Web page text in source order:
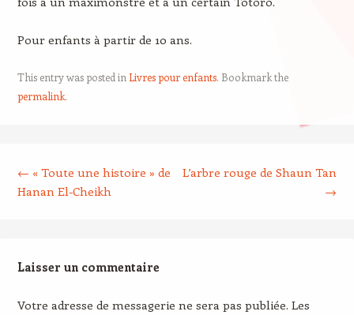
Pour enfants à partir de 10 ans.
This entry was posted in Livres pour enfants. Bookmark the
permalink.
← « Toute une histoire » de
Hanan El-Cheikh
L’arbre rouge de Shaun Tan
→
Laisser un commentaire
Votre adresse de messagerie ne sera pas publiée. Les